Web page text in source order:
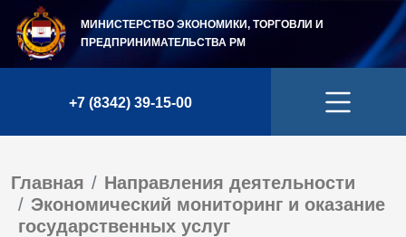
МИНИСТЕРСТВО ЭКОНОМИКИ, ТОРГОВЛИ И
ПРЕДПРИНИМАТЕЛЬСТВА РМ
+7 (8342) 39-15-00
Главная
Направления деятельности
Экономический мониторинг и оказание
государственных услуг